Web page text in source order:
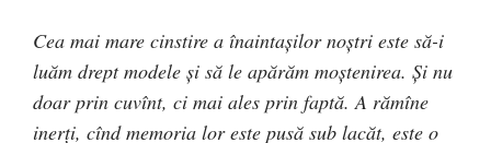
Cea mai mare cinstire a înaintașilor noștri este să-i
luăm drept modele și să le apărăm moștenirea. Și nu
doar prin cuvînt, ci mai ales prin faptă. A rămîne
inerți, cînd memoria lor este pusă sub lacăt, este o